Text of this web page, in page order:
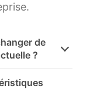
de
?